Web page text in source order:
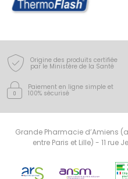
Origine des produits certifiée
par le Ministère de la Santé
Paiement en ligne simple et
100% sécurisé
Grande Pharmacie d’Amiens
entre Paris et Lille) - 11